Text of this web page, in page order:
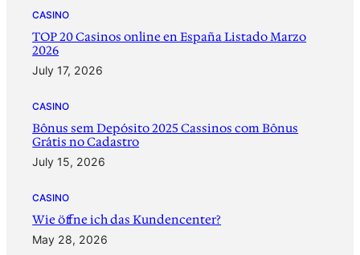
CASINO
TOP 20 Casinos online en España Listado Marzo
2026
July 17, 2026
CASINO
Bônus sem Depósito 2025 Cassinos com Bônus
Grátis no Cadastro
July 15, 2026
CASINO
‎Wie öffne ich das Kundencenter?
May 28, 2026